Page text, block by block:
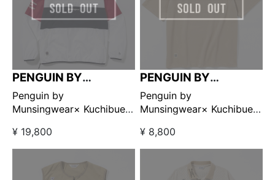
PENGUIN BY
MUNSINGWEAR
Penguin by
Munsingwear× Kuchibue
ップブルゾン ホワイト×ネ
イビー 【GO/LOOK!限定販
¥ 19,800
PENGUIN BY
MUNSINGWEAR
Penguin by
Munsingwear× Kuchibue
付きTシャツ ベージュ
【GO/LOOK!限定販売】
¥ 8,800